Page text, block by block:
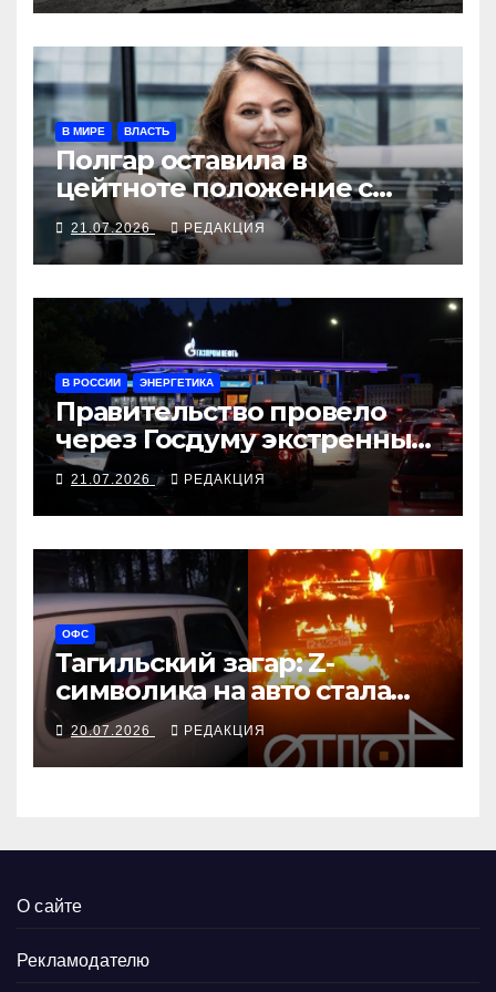
В МИРЕ ВЛАСТЬ
Полгар оставила в
цейтноте положение с
венгерским
президентством
21.07.2026 РЕДАКЦИЯ
В РОССИИ ЭНЕРГЕТИКА
Правительство провело
через Госдуму экстренные
топливные меры
21.07.2026 РЕДАКЦИЯ
ОФС
Тагильский загар: Z-
символика на авто стала
меткой камикадзе
20.07.2026 РЕДАКЦИЯ
О сайте
Рекламодателю